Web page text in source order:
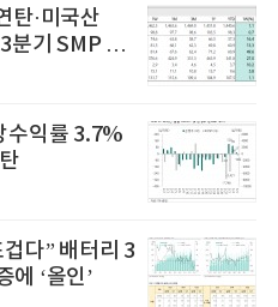
탄·미국산
분기 SMP 상
수익률 3.7%
다” 배터리 3
에 ‘올인’